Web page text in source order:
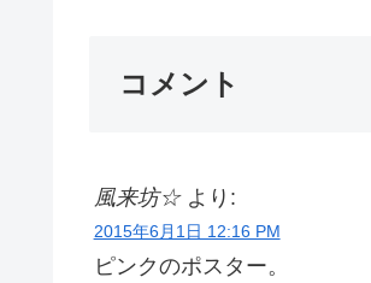
コメント
風来坊☆ より:
2015年6月1日 12:16 PM
ピンクのポスター。